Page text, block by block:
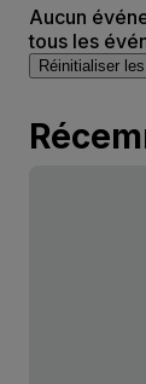
Aucun
tous les
Réinitialiser